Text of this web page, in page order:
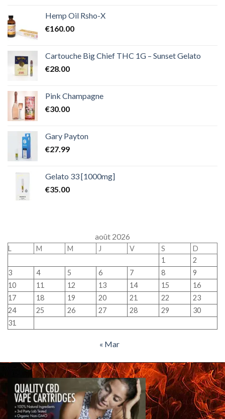
Hemp Oil Rsho-X
€160.00
Cartouche Big Chief THC 1G – Sunset Gelato
€28.00
Pink Champagne
€30.00
Gary Payton
€27.99
Gelato 33 [1000mg]
€35.00
août 2026
L M M J V S
D
1
2
3
4 5 6 7 8
9
10
11 12 13 14 15
16
17
18 19 20 21 22
23
24
25 26 27 28 29
30
31
« Mar